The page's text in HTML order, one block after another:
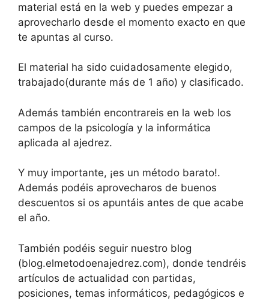
material está en la web y puedes empezar a
aprovecharlo desde el momento exacto en que
te apuntas al curso.
El material ha sido cuidadosamente elegido,
trabajado(durante más de 1 año) y clasificado.
Además también encontrareis en la web los
campos de la psicología y la informática
aplicada al ajedrez.
Y muy importante, ¡es un método barato!.
Además podéis aprovecharos de buenos
descuentos si os apuntáis antes de que acabe
el año.
También podéis seguir nuestro blog
(blog.elmetodoenajedrez.com), donde tendréis
artículos de actualidad con partidas,
posiciones, temas informáticos, pedagógicos e